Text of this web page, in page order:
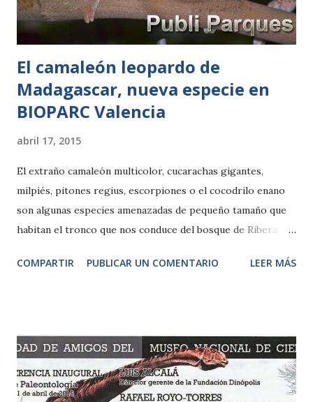
intimidad y tranquilidad de ambas en esta primera semana
de vida, sus cuidadores han mimado detalles impor...
El camaleón leopardo de
Madagascar, nueva especie en
BIOPARC Valencia
abril 17, 2015
El extraño camaleón multicolor, cucarachas gigantes,
milpiés, pitones regius, escorpiones o el cocodrilo enano
son algunas especies amenazadas de pequeño tamaño que
habitan el tronco que nos conduce del bosque de Ribera al
hablamos de Bioparc, la mayoría piensa en jirafas, elefantes,
amenazadas y son o están en los imaginarios colectivos de
la naturaleza animal más salvaje que debemos conservar. Lo
curioso es que la riqueza de la naturaleza y la interacción
COMPARTIR PUBLICAR UN COMENTARIO LEER MÁS